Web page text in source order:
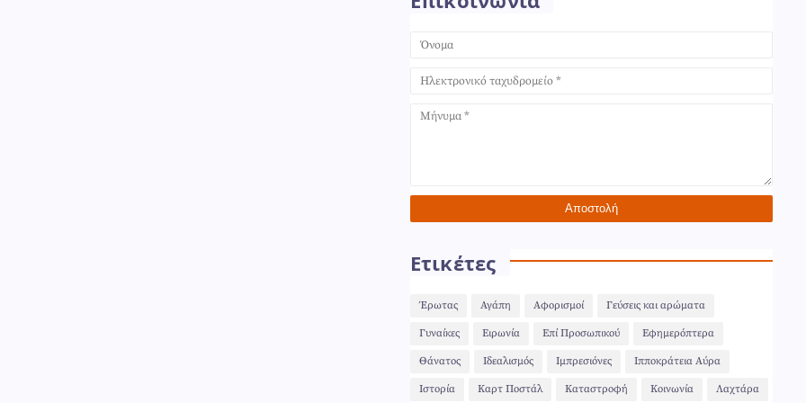
Ετικέτες
Έρωτας Αγάπη Αφορισμοί Γεύσεις και αρώματα
Γυναίκες Ειρωνία Επί Προσωπικού Εφημερόπτερα
Θάνατος Ιδεαλισμός Ιμπρεσιόνες Ιπποκράτεια Αύρα
Ιστορία Καρτ Ποστάλ Καταστροφή Κοινωνία Λαχτάρα